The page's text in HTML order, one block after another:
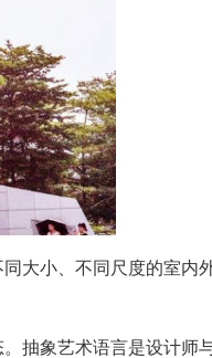
大小、不同尺度的室内
抽象艺术语言是设计师